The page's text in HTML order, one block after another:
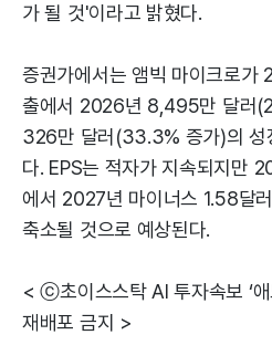
가 될 것'이라고 밝혔다.
증권가에서는 앰빅 마이크로가
출에서 2026년 8,495만 달러
326만 달러(33.3% 증가)의 성
다. EPS는 적자가 지속되지만
에서 2027년 마이너스 1.58달
축소될 것으로 예상된다.
< ⓒ초이스스탁 AI 투자속보 ‘
재배포 금지 >